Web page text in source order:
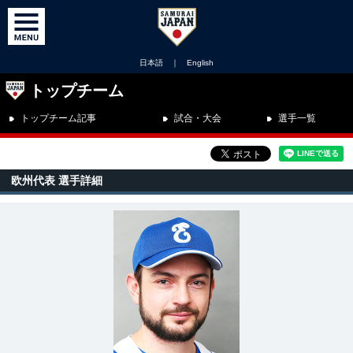
日本語 ｜ English
トップチーム
トップチーム記事 試合・大会 選手一覧
欧州代表 選手詳細